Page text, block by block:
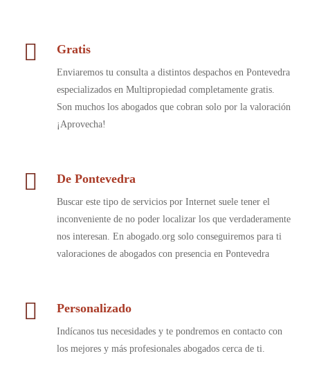
Gratis
Enviaremos tu consulta a distintos despachos en Pontevedra
especializados en Multipropiedad completamente gratis.
Son muchos los abogados que cobran solo por la valoración
¡Aprovecha!
De Pontevedra
Buscar este tipo de servicios por Internet suele tener el
inconveniente de no poder localizar los que verdaderamente
nos interesan. En abogado.org solo conseguiremos para ti
valoraciones de abogados con presencia en Pontevedra
Personalizado
Indícanos tus necesidades y te pondremos en contacto con
los mejores y más profesionales abogados cerca de ti.